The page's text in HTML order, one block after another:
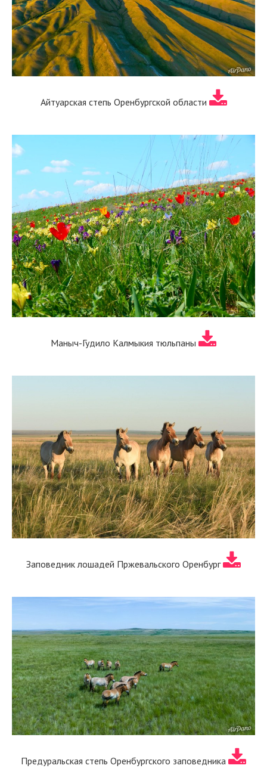
Айтуарская степь Оренбургской области
Маныч-Гудило Калмыкия тюльпаны
Заповедник лошадей Пржевальского Оренбург
Предуральская степь Оренбургского заповедника